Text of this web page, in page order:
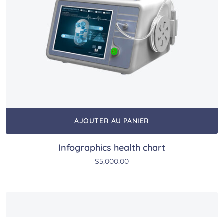
AJOUTER AU PANIER
Infographics health chart
$5,000.00